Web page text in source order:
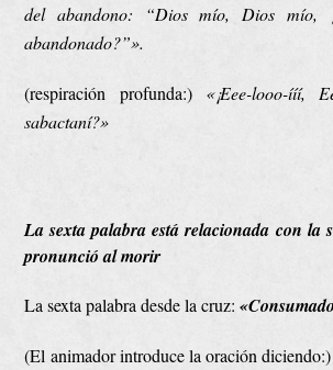
del abandono: “Dios mío, Dios mío,
abandonado?”».
(respiración profunda:) «¡Eee-looo-ííí,
sabactaní?»
La sexta palabra está relacionada con la
pronunció al morir
La sexta palabra desde la cruz:
(El animador introduce la oración diciendo:)